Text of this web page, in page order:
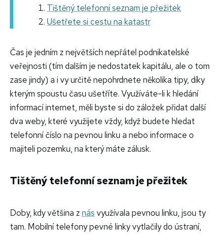
Tištěný telefonní seznam je přežitek
Ušetřete si cestu na katastr
Čas je jedním z největších nepřátel podnikatelské
veřejnosti (tím dalším je nedostatek kapitálu, ale o tom
zase jindy) a i vy určitě nepohrdnete několika tipy, díky
kterým spoustu času ušetříte. Využíváte-li k hledání
informací internet, měli byste si do záložek přidat další
dva weby, které využijete vždy, když budete hledat
telefonní číslo na pevnou linku a nebo informace o
majiteli pozemku, na který máte zálusk.
Tištěný telefonní seznam je přežitek
Doby, kdy většina z nás využívala pevnou linku, jsou ty
tam. Mobilní telefony pevné linky vytlačily do ústraní,